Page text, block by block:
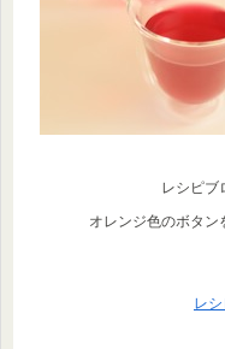
レシピブ
オレンジ色のボタン
レ